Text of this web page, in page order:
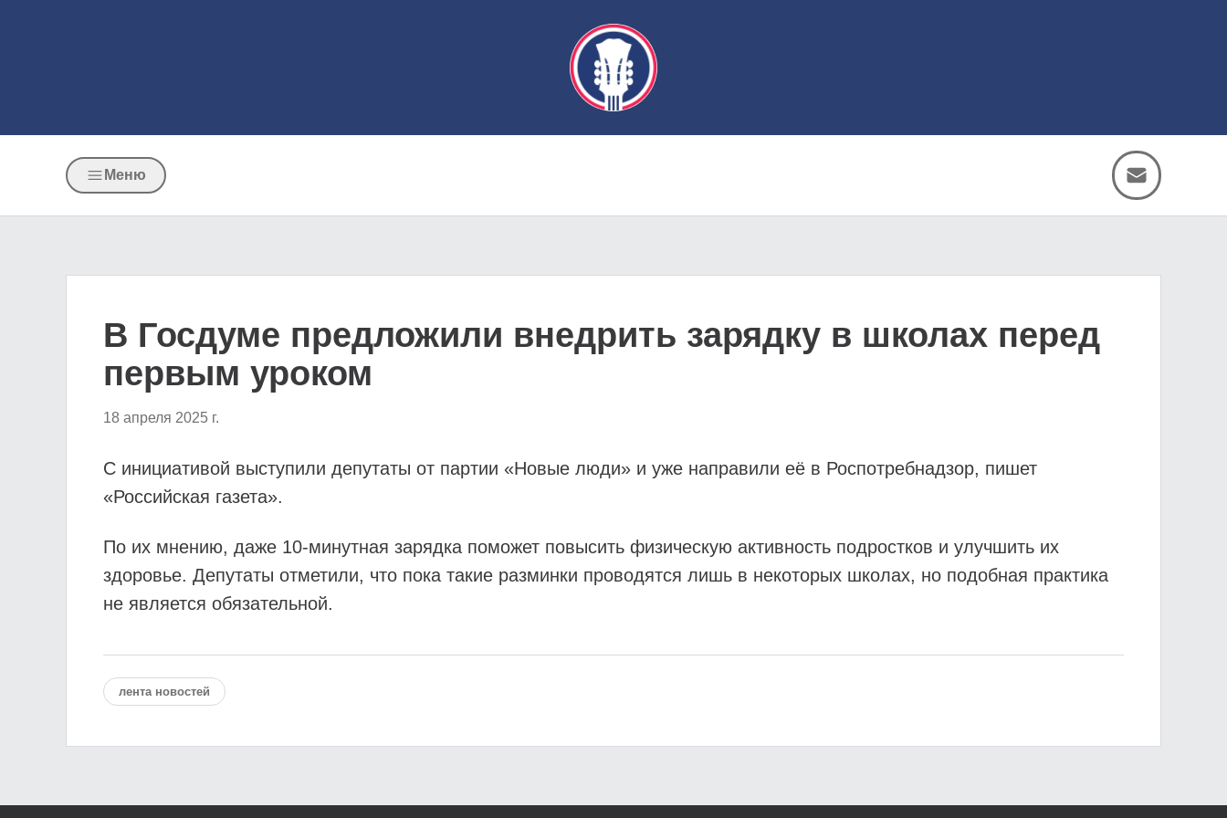
Меню
В Госдуме предложили внедрить зарядку в школах перед
первым уроком
18 апреля 2025 г.
С инициативой выступили депутаты от партии «Новые люди» и уже направили её в Роспотребнадзор, пишет
«Российская газета».
По их мнению, даже 10-минутная зарядка поможет повысить физическую активность подростков и улучшить их
здоровье. Депутаты отметили, что пока такие разминки проводятся лишь в некоторых школах, но подобная практика
не является обязательной.
лента новостей